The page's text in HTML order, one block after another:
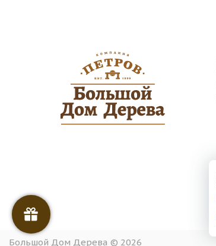
Большой Дом Дерева © 2026